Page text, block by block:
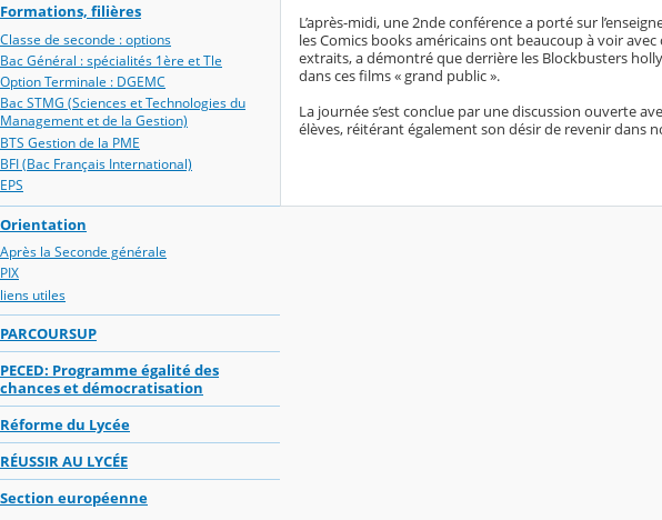
Formations, filières
Classe de seconde : options
Bac Général : spécialités 1ère et Tle
Option Terminale : DGEMC
Bac STMG (Sciences et Technologies du
Management et de la Gestion)
BTS Gestion de la PME
BFI (Bac Français International)
EPS
Orientation
Après la Seconde générale
PIX
liens utiles
PARCOURSUP
PECED: Programme égalité des
chances et démocratisation
Réforme du Lycée
RÉUSSIR AU LYCÉE
Section européenne
L’après-midi, une 2nde conférence a porté sur
les Comics books américains ont beaucoup à voir
extraits, a démontré que derrière les Blockbusters
dans ces films « grand public ».
La journée s’est conclue par une discussion ouverte
élèves, réitérant également son désir de revenir dans